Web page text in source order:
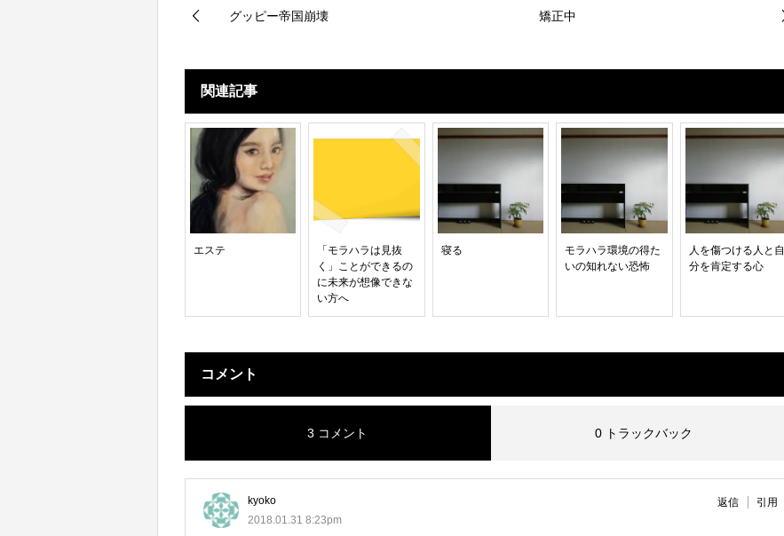
グッピー帝国崩壊 矯正中
関連記事
エステ
「モラハラは見抜
く」ことができるの
に未来が想像できな
い方へ
寝る
モラハラ環境の得た
いの知れない恐怖
人を傷つける人と自
分を肯定する心
コメント
3 コメント 0 トラックバック
kyoko
2018.01.31 8:23pm
返信 引用